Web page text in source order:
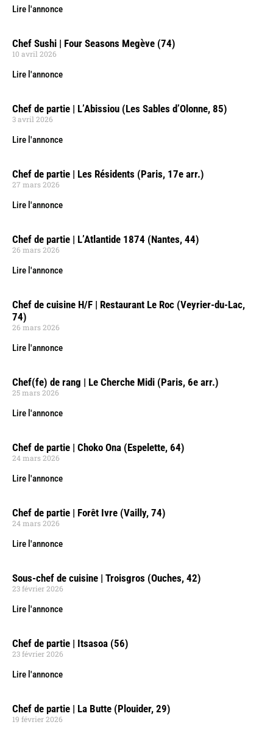
Lire l'annonce
Chef Sushi | Four Seasons Megève (74)
10 avril 2026
Lire l'annonce
Chef de partie | L’Abissiou (Les Sables d’Olonne, 85)
3 avril 2026
Lire l'annonce
Chef de partie | Les Résidents (Paris, 17e arr.)
27 mars 2026
Lire l'annonce
Chef de partie | L’Atlantide 1874 (Nantes, 44)
26 mars 2026
Lire l'annonce
Chef de cuisine H/F | Restaurant Le Roc (Veyrier-du-Lac,
74)
26 mars 2026
Lire l'annonce
Chef(fe) de rang | Le Cherche Midi (Paris, 6e arr.)
25 mars 2026
Lire l'annonce
Chef de partie | Choko Ona (Espelette, 64)
24 mars 2026
Lire l'annonce
Chef de partie | Forêt Ivre (Vailly, 74)
24 mars 2026
Lire l'annonce
Sous-chef de cuisine | Troisgros (Ouches, 42)
23 février 2026
Lire l'annonce
Chef de partie | Itsasoa (56)
23 février 2026
Lire l'annonce
Chef de partie | La Butte (Plouider, 29)
19 février 2026